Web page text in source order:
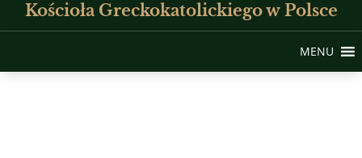
Kościoła Greckokatolickiego w Polsce
MENU